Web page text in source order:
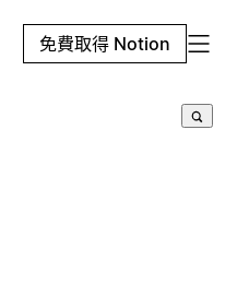
免費取得 Notion